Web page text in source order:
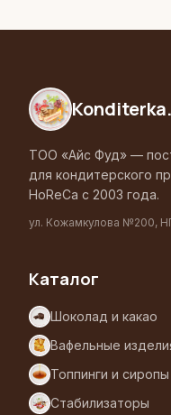
Konditerka
ТОО «Айс Фуд» —
для кондитерского
HoReCa с 2003 года.
ул. Кожамкулова №200,
Каталог
Шоколад и какао
Вафельные
Топпинги и сиропы
Стабилизаторы